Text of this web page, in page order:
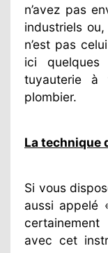
n’avez pas
industriels
n’est pas
ici
tuyauterie à
plombier.
La technique
Si vous
aussi appelé
avec cet